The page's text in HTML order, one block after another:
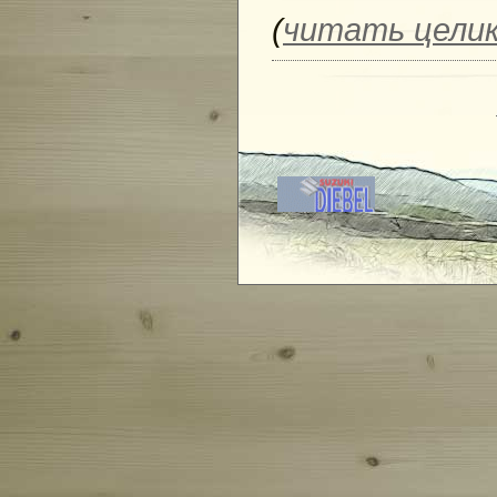
Лесной
Гаревая
Вавож -
После
Вдоль
(читать